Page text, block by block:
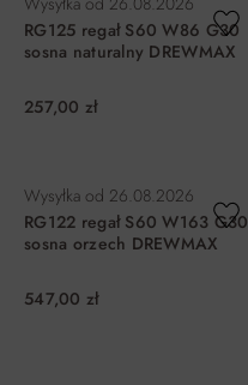
RG125 regał S60 W86 G30
sosna naturalny DREWMAX
257,00 zł
Wysyłka od 26.08.2026
RG122 regał S60 W163 G30
sosna orzech DREWMAX
547,00 zł